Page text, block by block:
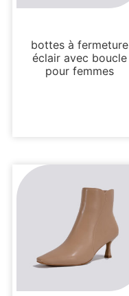
bottes à fermeture
éclair avec boucle
pour femmes